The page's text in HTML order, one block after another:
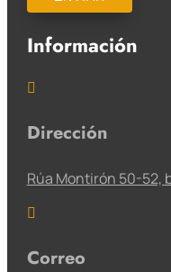
Información

Dirección
Rúa Montirón 50-52,

Correo